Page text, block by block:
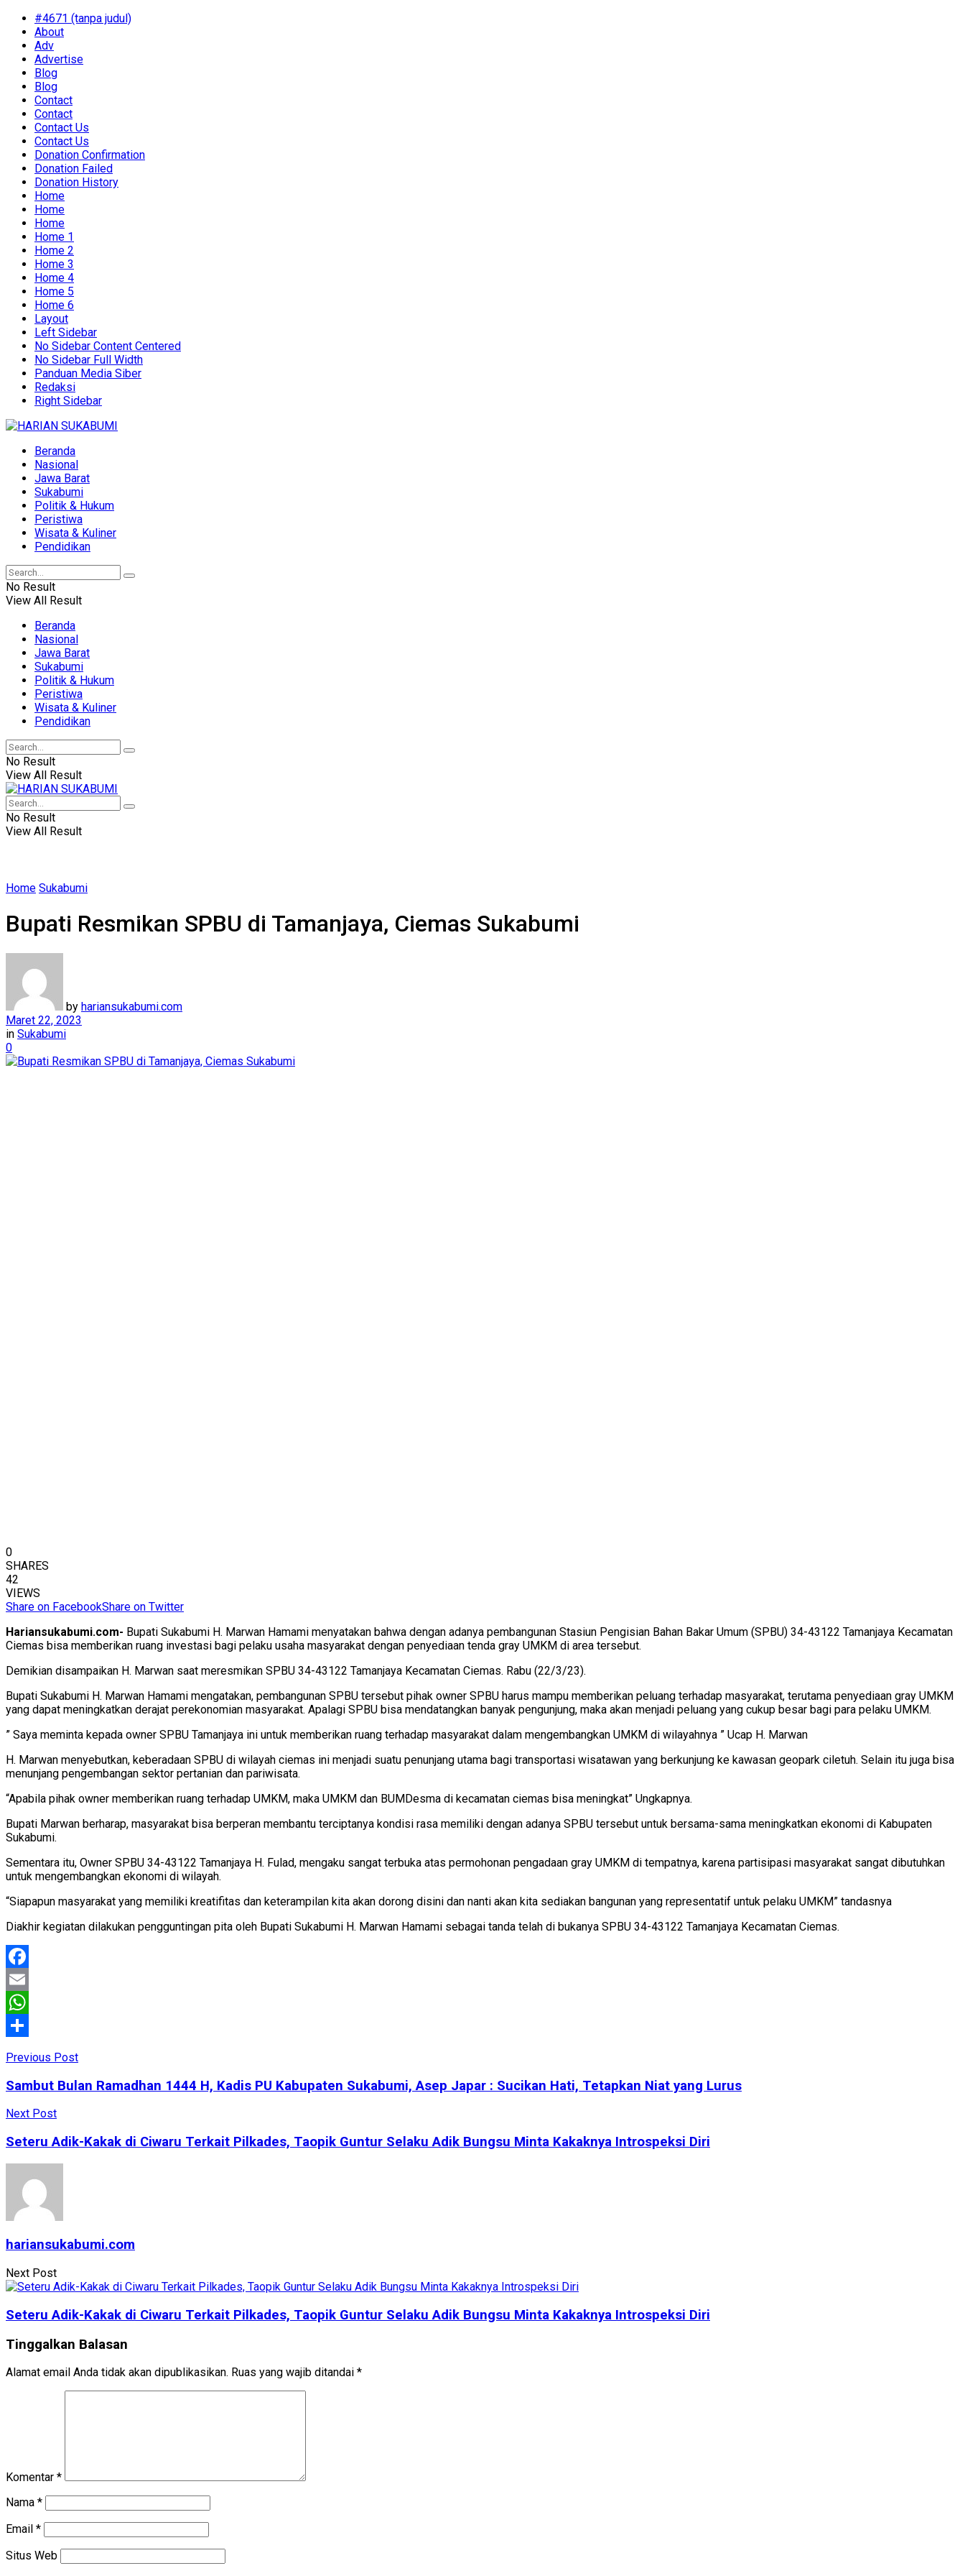
#4671 (tanpa judul)
About
Adv
Advertise
Blog
Blog
Contact
Contact
Contact Us
Contact Us
Donation Confirmation
Donation Failed
Donation History
Home
Home
Home
Home 1
Home 2
Home 3
Home 4
Home 5
Home 6
Layout
Left Sidebar
No Sidebar Content Centered
No Sidebar Full Width
Panduan Media Siber
Redaksi
Right Sidebar
Beranda
Nasional
Jawa Barat
Sukabumi
Politik & Hukum
Peristiwa
Wisata & Kuliner
Pendidikan
No Result
View All Result
Beranda
Nasional
Jawa Barat
Sukabumi
Politik & Hukum
Peristiwa
Wisata & Kuliner
Pendidikan
No Result
View All Result
No Result
View All Result
Home Sukabumi
Bupati Resmikan SPBU di Tamanjaya, Ciemas Sukabumi
by hariansukabumi.com
Maret 22, 2023
in Sukabumi
0
0
SHARES
42
VIEWS
Share on FacebookShare on Twitter
Hariansukabumi.com- Bupati Sukabumi H. Marwan Hamami menyatakan bahwa dengan adanya pembangunan Stasiun Pengisian Bahan Bakar Umum (SPBU) 34-43122 Tamanjaya Kecamatan
Ciemas bisa memberikan ruang investasi bagi pelaku usaha masyarakat dengan penyediaan tenda gray UMKM di area tersebut.
Demikian disampaikan H. Marwan saat meresmikan SPBU 34-43122 Tamanjaya Kecamatan Ciemas. Rabu (22/3/23).
Bupati Sukabumi H. Marwan Hamami mengatakan, pembangunan SPBU tersebut pihak owner SPBU harus mampu memberikan peluang terhadap masyarakat, terutama penyediaan gray UMKM
yang dapat meningkatkan derajat perekonomian masyarakat. Apalagi SPBU bisa mendatangkan banyak pengunjung, maka akan menjadi peluang yang cukup besar bagi para pelaku UMKM.
” Saya meminta kepada owner SPBU Tamanjaya ini untuk memberikan ruang terhadap masyarakat dalam mengembangkan UMKM di wilayahnya ” Ucap H. Marwan
H. Marwan menyebutkan, keberadaan SPBU di wilayah ciemas ini menjadi suatu penunjang utama bagi transportasi wisatawan yang berkunjung ke kawasan geopark ciletuh. Selain itu juga bisa
menunjang pengembangan sektor pertanian dan pariwisata.
“Apabila pihak owner memberikan ruang terhadap UMKM, maka UMKM dan BUMDesma di kecamatan ciemas bisa meningkat” Ungkapnya.
Bupati Marwan berharap, masyarakat bisa berperan membantu terciptanya kondisi rasa memiliki dengan adanya SPBU tersebut untuk bersama-sama meningkatkan ekonomi di Kabupaten
Sukabumi.
Sementara itu, Owner SPBU 34-43122 Tamanjaya H. Fulad, mengaku sangat terbuka atas permohonan pengadaan gray UMKM di tempatnya, karena partisipasi masyarakat sangat dibutuhkan
untuk mengembangkan ekonomi di wilayah.
“Siapapun masyarakat yang memiliki kreatifitas dan keterampilan kita akan dorong disini dan nanti akan kita sediakan bangunan yang representatif untuk pelaku UMKM” tandasnya
Diakhir kegiatan dilakukan pengguntingan pita oleh Bupati Sukabumi H. Marwan Hamami sebagai tanda telah di bukanya SPBU 34-43122 Tamanjaya Kecamatan Ciemas.
Facebook
Email
WhatsApp
Previous Post
Sambut Bulan Ramadhan 1444 H, Kadis PU Kabupaten Sukabumi, Asep Japar : Sucikan Hati, Tetapkan Niat yang Lurus
Next Post
Seteru Adik-Kakak di Ciwaru Terkait Pilkades, Taopik Guntur Selaku Adik Bungsu Minta Kakaknya Introspeksi Diri
hariansukabumi.com
Next Post
Seteru Adik-Kakak di Ciwaru Terkait Pilkades, Taopik Guntur Selaku Adik Bungsu Minta Kakaknya Introspeksi Diri
Tinggalkan Balasan
Alamat email Anda tidak akan dipublikasikan. Ruas yang wajib ditandai *
Komentar *
Nama *
Email *
Situs Web